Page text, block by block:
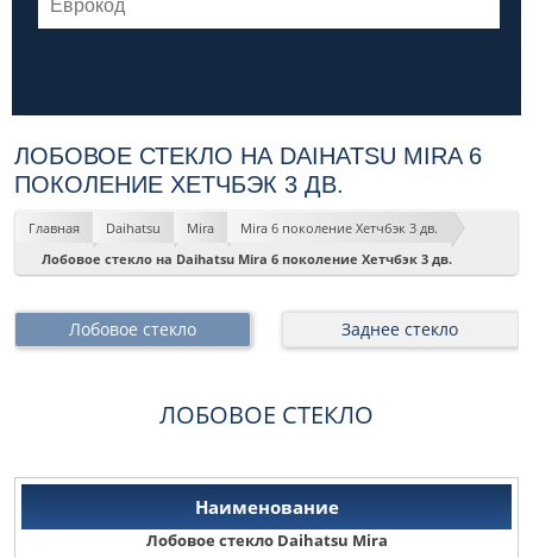
ЛОБОВОЕ СТЕКЛО НА DAIHATSU MIRA 6
ПОКОЛЕНИЕ ХЕТЧБЭК 3 ДВ.
Главная Daihatsu Mira
Mira 6 поколение Хетчбэк 3 дв.
Лобовое стекло на Daihatsu Mira 6 поколение Хетчбэк 3 дв.
Лобовое стекло Заднее стекло
ЛОБОВОЕ СТЕКЛО
Лобовое стекло Daihatsu Mira